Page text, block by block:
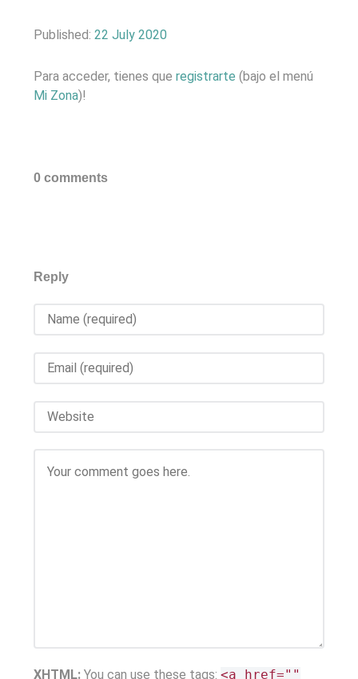
Published: 22 July 2020
Para acceder, tienes que registrarte (bajo el menú
Mi Zona)!
0 comments
Reply
XHTML: You can use these tags: <a href=""